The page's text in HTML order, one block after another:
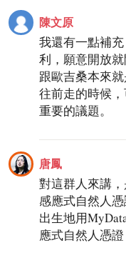
陳文原
我還有一點補
利，願意開放
跟歐吉桑本來
往前走的時候
重要的議題。
唐鳳
對這群人來講
感應式自然人
出生地用
應式自然人憑證